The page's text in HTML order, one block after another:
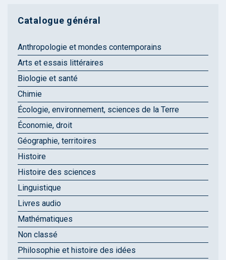
Catalogue général
Anthropologie et mondes contemporains
Arts et essais littéraires
Biologie et santé
Chimie
Écologie, environnement, sciences de la Terre
Économie, droit
Géographie, territoires
Histoire
Histoire des sciences
Linguistique
Livres audio
Mathématiques
Non classé
Philosophie et histoire des idées